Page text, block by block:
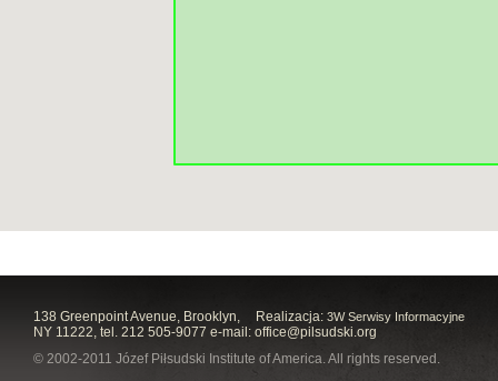
Realizacja: 3W Serwisy Informacyjne
138 Greenpoint Avenue, Brooklyn,
NY 11222, tel. 212 505-9077 e-mail: office@pilsudski.org
© 2002-2011 Józef Piłsudski Institute of America. All rights reserved.